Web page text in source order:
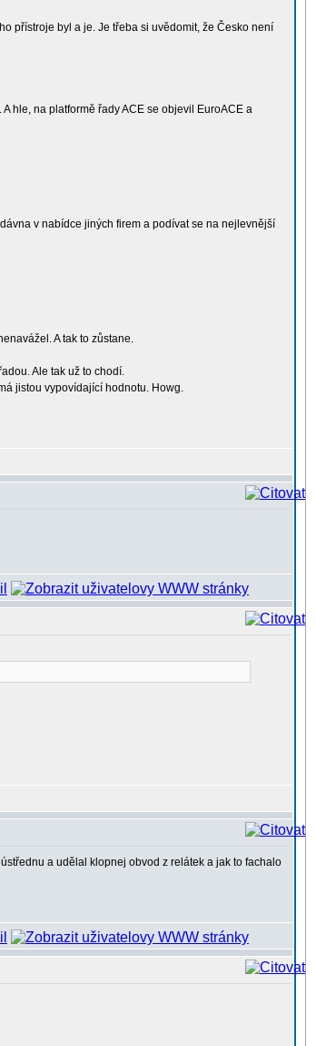
přístroje byl a je. Je třeba si uvědomit, že Česko není
hle, na platformě řady ACE se objevil EuroACE a
v nabídce jiných firem a podívat se na nejlevnější
A tak to zůstane.
Ale tak už to chodí.
jistou vypovídající hodnotu. Howg.
a udělal klopnej obvod z relátek a jak to fachalo